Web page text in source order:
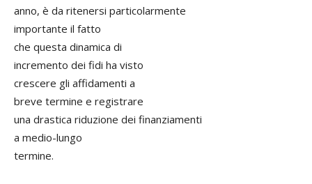
anno, è da ritenersi particolarmente
importante il fatto
che questa dinamica di
incremento dei fidi ha visto
crescere gli affidamenti a
breve termine e registrare
una drastica riduzione dei finanziamenti
a medio-lungo
termine.